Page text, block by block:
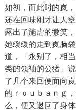
如初，而此时的岚，
还在回味刚才让人
露出了施虐的微笑，
她缓缓的走到岚脑
道，「永别了，相当
类的领袖的公猪」
了几个来回便面向岚
的ｒｏｕｂａｎｇ
么，便又退回了身体